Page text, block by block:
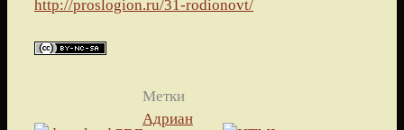
http://proslogion.ru/31-rodionovt/
Метки
Адриан